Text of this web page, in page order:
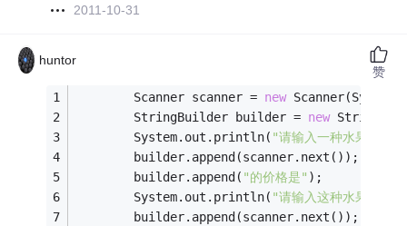
2011-10-31
huntor
        Scanner scanner =
new
        StringBuilder builder =
new
        System.out.println(
"请输入一种水果的名
        builder.append(scanner.next());
        builder.append(
"的价格是" );
        System.out.println(
"请输入这种水果的价
        builder.append(scanner.next());
赞